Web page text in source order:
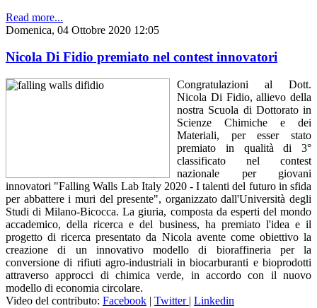
Read more...
Domenica, 04 Ottobre 2020 12:05
Nicola Di Fidio premiato nel contest innovatori
Congratulazioni al Dott.
Nicola Di Fidio, allievo della
nostra Scuola di Dottorato in
Scienze Chimiche e dei
Materiali, per esser stato
premiato in qualità di 3°
classificato nel contest
nazionale per giovani
innovatori "Falling Walls Lab Italy 2020 - I talenti del futuro in sfida
per abbattere i muri del presente", organizzato dall'Università degli
Studi di Milano-Bicocca. La giuria, composta da esperti del mondo
accademico, della ricerca e del business, ha premiato l'idea e il
progetto di ricerca presentato da Nicola avente come obiettivo la
creazione di un innovativo modello di bioraffineria per la
conversione di rifiuti agro-industriali in biocarburanti e bioprodotti
attraverso approcci di chimica verde, in accordo con il nuovo
modello di economia circolare.
Video del contributo: Facebook | Twitter | Linkedin